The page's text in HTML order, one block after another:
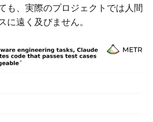
も、実際のプロジェクトでは人間
に遠く及びません。